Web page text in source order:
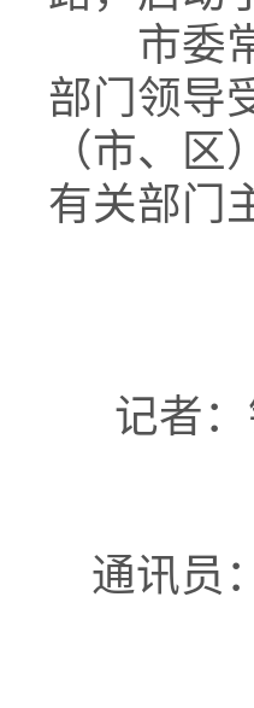
市委常
部门领导
（市、
有关部门
记者
通讯员